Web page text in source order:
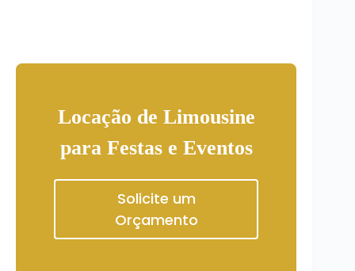
Locação de Limousine
para Festas e Eventos
Solicite um
Orçamento